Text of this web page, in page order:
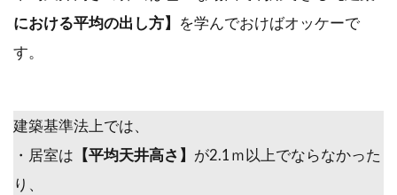
における平均の出し方】 を学んでおけばオッケーで
す。
建築基準法上では、
・居室は 【平均天井高さ】 が2.1ｍ以上でならなかった
り、